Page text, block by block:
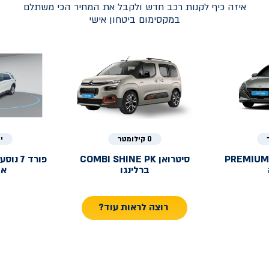
איזה כיף לקנות רכב חדש ולקבל את המחיר הכי משתלם
במקסימום ביטחון אישי
0 קילומטר
סיטרואן COMBI SHINE PK
ברלינגו
פורד
רוצה לראות עוד?